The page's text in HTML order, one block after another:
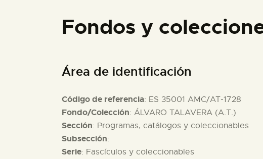
Fondos y
Área de identificación
Código de referencia: ES 35001 AMC/AT-1728
Fondo/Colección: ÁLVARO TALAVERA (A.T.)
Sección: Programas, catálogos y coleccionables
Subsección:
Serie: Fascículos y coleccionables